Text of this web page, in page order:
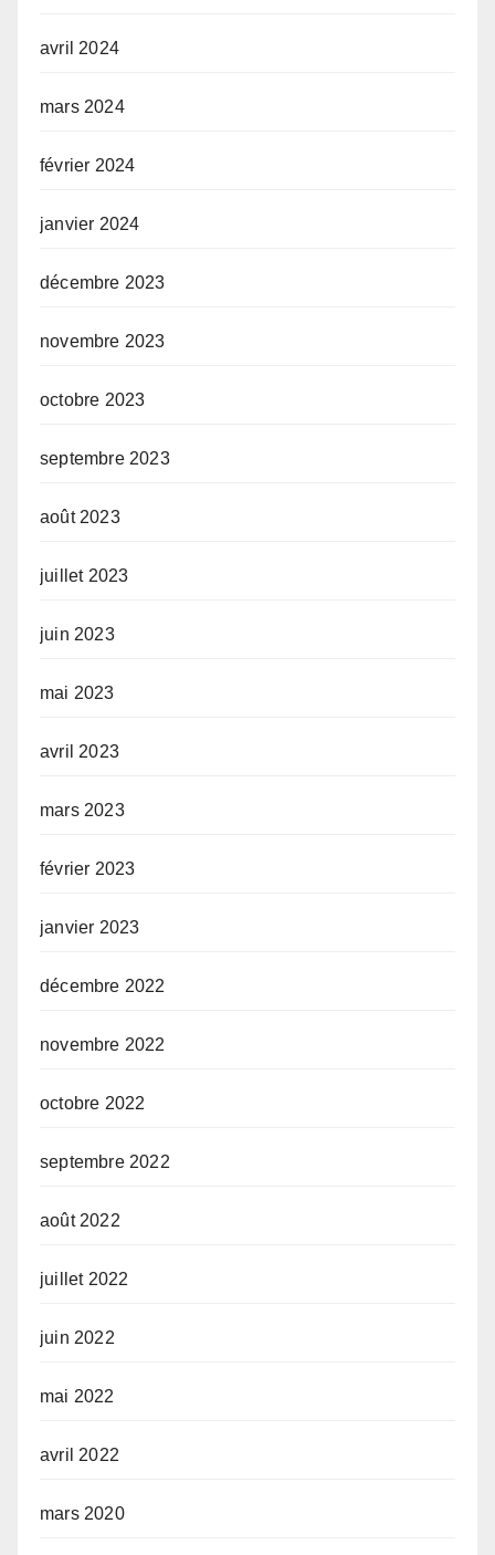
avril 2024
mars 2024
février 2024
janvier 2024
décembre 2023
novembre 2023
octobre 2023
septembre 2023
août 2023
juillet 2023
juin 2023
mai 2023
avril 2023
mars 2023
février 2023
janvier 2023
décembre 2022
novembre 2022
octobre 2022
septembre 2022
août 2022
juillet 2022
juin 2022
mai 2022
avril 2022
mars 2020